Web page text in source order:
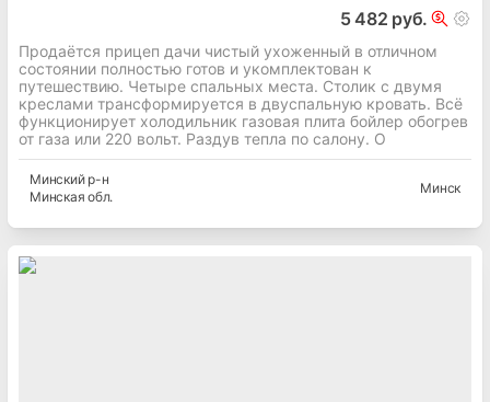
5 482 руб.
Продаётся прицеп дачи чистый ухоженный в отличном
состоянии полностью готов и укомплектован к
путешествию. Четыре спальных места. Столик с двумя
креслами трансформируется в двуспальную кровать. Всё
функционирует холодильник газовая плита бойлер обогрев
от газа или 220 вольт. Раздув тепла по салону. О
Минскийр-н
Минская обл.
Минск